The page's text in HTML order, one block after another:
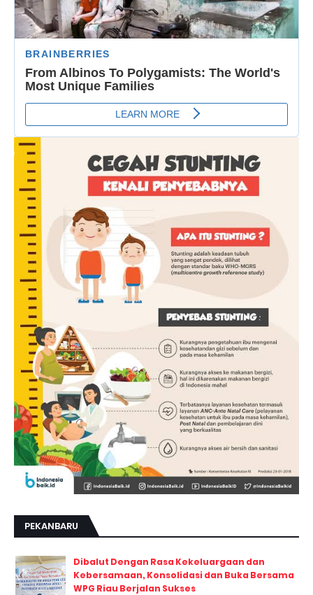
PEKANBARU
Dibalut Dengan Rasa Kekeluargaan dan
Kebersamaan, Konsolidasi dan Buka Bersama
WPG Riau Berjalan Sukses